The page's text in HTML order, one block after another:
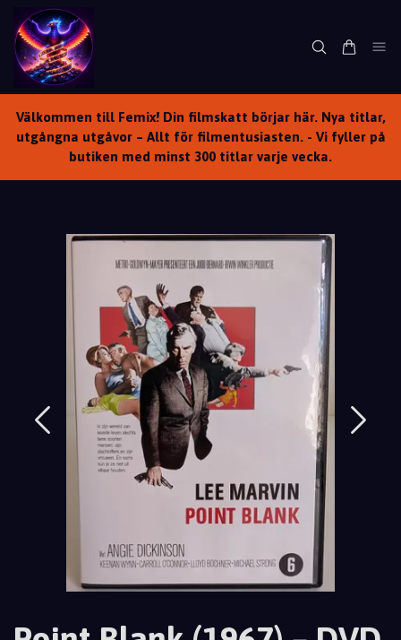
Välkommen till Femix! Din filmskatt börjar här. Nya titlar,
utgångna utgåvor – Allt för filmentusiasten. - Vi fyller på
butiken med minst 300 titlar varje vecka.